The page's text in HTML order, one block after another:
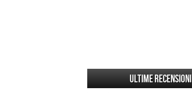
Ultime Recensioni